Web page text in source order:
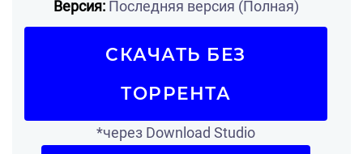
Версия:Последняя версия (Полная)
СКАЧАТЬ БЕЗ
ТОРРЕНТА
*через Download Studio